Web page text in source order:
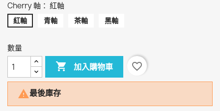
Cherry 軸： 紅軸
紅軸 青軸 茶軸 黑軸
數量
 加入購物車 favorite_border
最後庫存